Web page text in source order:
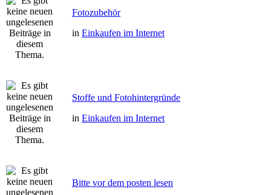
Fotozubehör
in Einkaufen im Internet
Stoffe und Fotohintergründe
in Einkaufen im Internet
Bitte vor dem posten lesen